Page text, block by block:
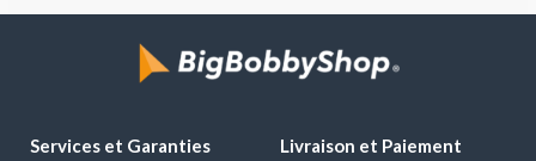
Services et Garanties Livraison et Paiement